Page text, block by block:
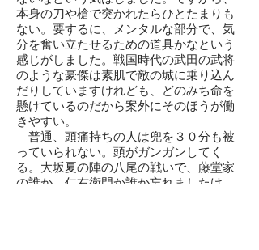
本身の刀や槍で突かれたらひとたまりも
ない。要するに、メンタルな部分で、気
分を奮い立たせるための道具かなという
感じがしました。戦国時代の武田の武将
のような豪傑は素肌で敵の城に乗り込ん
だりしていますけれども、どのみち命を
懸けているのだから案外にそのほうが働
きやすい。
普通、頭痛持ちの人は兜を３０分も被
っていられない。頭がガンガンしてく
る。大坂夏の陣の八尾の戦いで、藤堂家
の誰か、仁右衛門か誰か忘れましたけ